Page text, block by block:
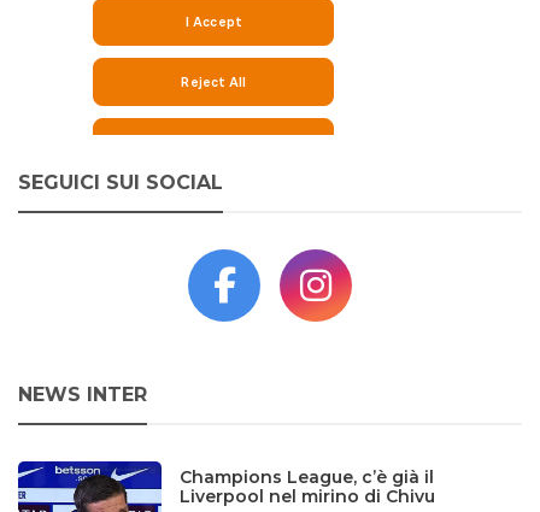
SEGUICI SUI SOCIAL
NEWS INTER
Champions League, c’è già il
Liverpool nel mirino di Chivu